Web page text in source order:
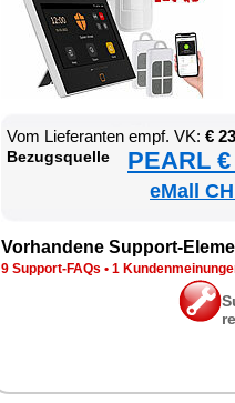
Vom Lie­fe­ran­ten empf. VK: €
Be­zugs­quel­le PEARL
eMall
Vor­han­de­ne Sup­port-
9 Sup­port-FAQs • 1